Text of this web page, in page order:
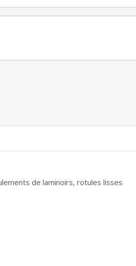
de laminoirs, rotules lisses